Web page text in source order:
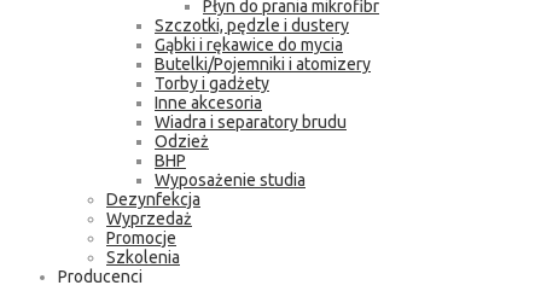
Płyn do prania mikrofibr
Szczotki, pędzle i dustery
Gąbki i rękawice do mycia
Butelki/Pojemniki i atomizery
Torby i gadżety
Inne akcesoria
Wiadra i separatory brudu
Odzież
BHP
Wyposażenie studia
Dezynfekcja
Wyprzedaż
Promocje
Szkolenia
Producenci